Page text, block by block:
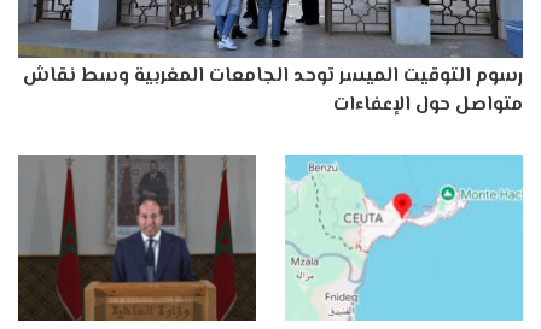
رسوم التوقيت الميسر توحد الجامعات المغربية وسط نقاش
متواصل حول الإعفاءات